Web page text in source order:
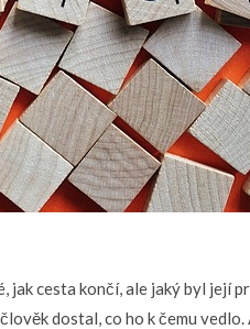
jak cesta končí, ale jaký byl
dostal, co ho k čemu